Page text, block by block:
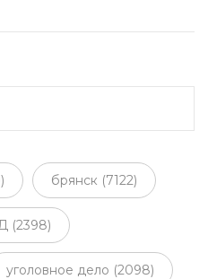
брянск (7122)
(2398)
уголовное дело (2098)